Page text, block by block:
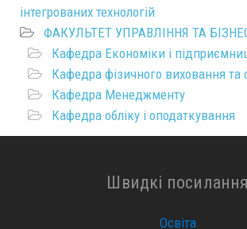
інтегрованих технологій
ФАКУЛЬТЕТ УПРАВЛІННЯ ТА
Кафедра Економіки і
Кафедра фізичного виховання та
Кафедра Менеджменту
Кафедра обліку і оподаткування
Швидкі посилання
Освіта